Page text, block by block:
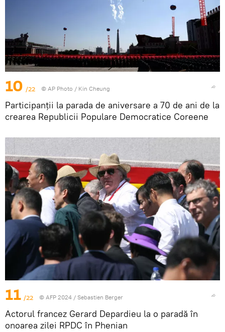
10 /22 © AP Photo / Kin Cheung
Participanții la parada de aniversare a 70 de ani de la
crearea Republicii Populare Democratice Coreene
11 /22 © AFP 2024 / Sebastien Berger
Actorul francez Gerard Depardieu la o paradă în
onoarea zilei RPDC în Phenian